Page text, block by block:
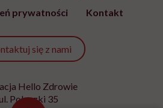
prywatności
Kontakt
się z nami
Hello Zdrowie
Poleczki 35